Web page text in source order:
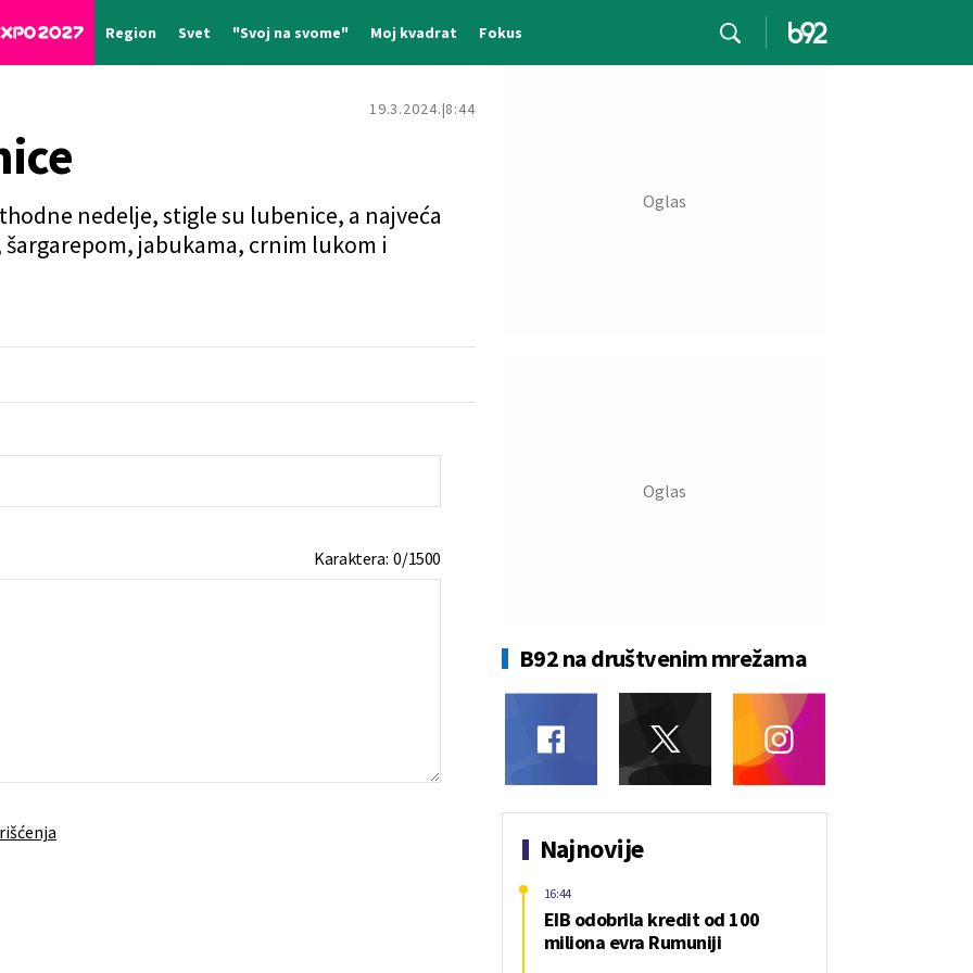
Region Svet "Svoj na svome" Moj kvadrat Fokus
19.3.2024. 8:44
nedelje, stigle su lubenice, a najveća
jabukama, crnim lukom i
Karaktera:0/1500
B92 na društvenim mrežama
Najnovije
EIB odobrila kredit od 100
miliona evra Rumuniji
16:44